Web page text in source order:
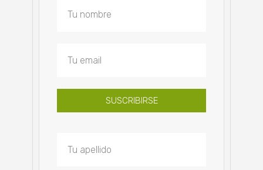
SUSCRIBIRSE